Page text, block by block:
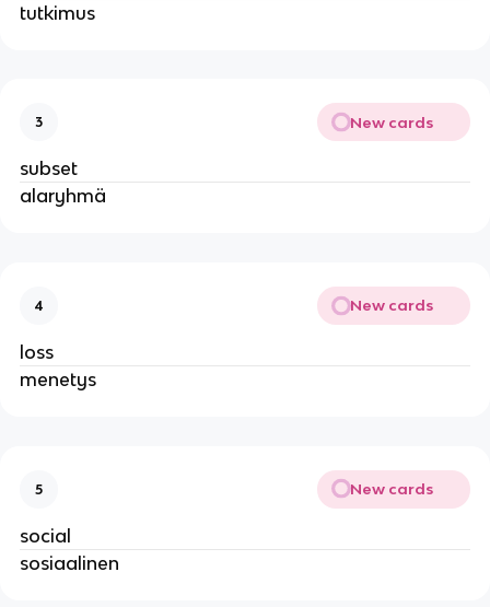
tutkimus
3 New cards
subset
alaryhmä
4 New cards
loss
menetys
5 New cards
social
sosiaalinen